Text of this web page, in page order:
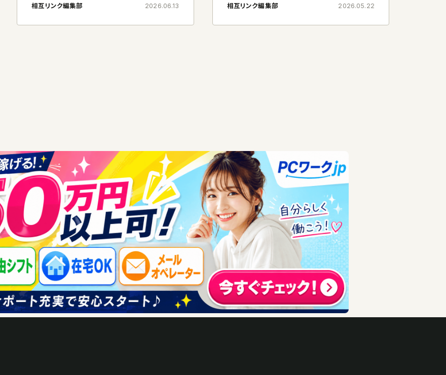
わったりと、デジタルな世界で静かに筆を運んで
お
相互リンク編集部 2026.06.13
フランスパンが持つ素朴で力強い芳香と、ク
相互リンク編集部 2026.05.22